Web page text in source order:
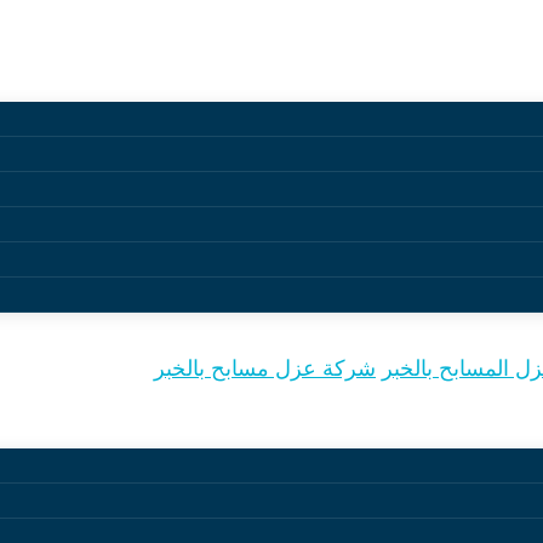
بالخبر
المسابح بالخبر شركة عزل مسابح بالخبر